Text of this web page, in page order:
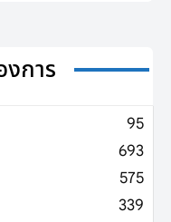
การ
95
693
575
339